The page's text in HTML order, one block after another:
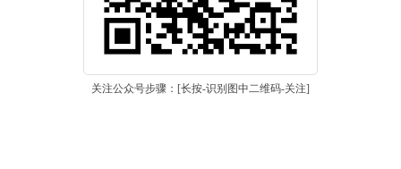
关注公众号步骤：[长按-识别图中二维码-关注]